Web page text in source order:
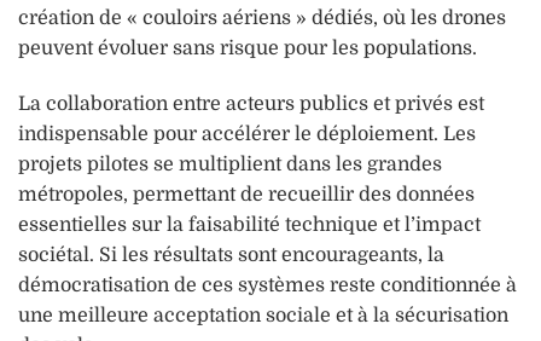
création de « couloirs aériens » dédiés, où les drones
peuvent évoluer sans risque pour les populations.
La collaboration entre acteurs publics et privés est
indispensable pour accélérer le déploiement. Les
projets pilotes se multiplient dans les grandes
métropoles, permettant de recueillir des données
essentielles sur la faisabilité technique et l’impact
sociétal. Si les résultats sont encourageants, la
démocratisation de ces systèmes reste conditionnée à
une meilleure acceptation sociale et à la sécurisation